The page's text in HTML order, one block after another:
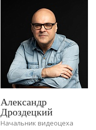
Александр
Дроздецкий
Начальник видеоцеха